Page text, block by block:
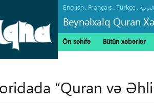
English. Français.Türkçe. العربیة
Beynəlxalq Quran
Ön səhifə Bütün xəbərlər
“Quran və